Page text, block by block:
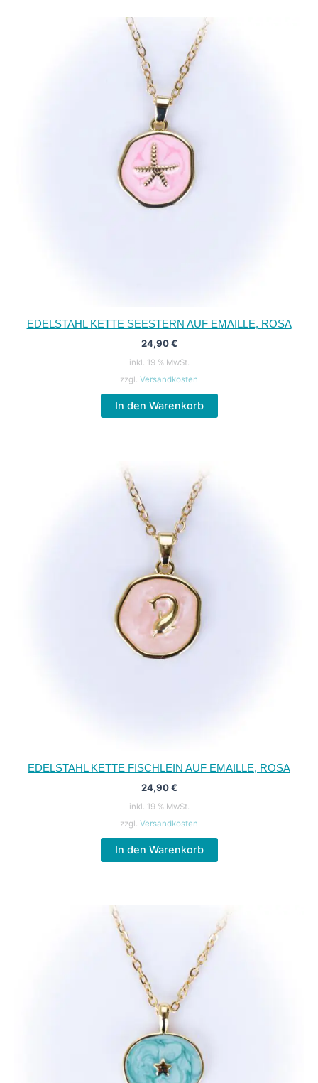
EDELSTAHL KETTE SEESTERN AUF EMAILLE, ROSA
24,90€
inkl. 19 % MwSt.
zzgl. Versandkosten
In den Warenkorb
EDELSTAHL KETTE FISCHLEIN AUF EMAILLE, ROSA
24,90€
inkl. 19 % MwSt.
zzgl. Versandkosten
In den Warenkorb